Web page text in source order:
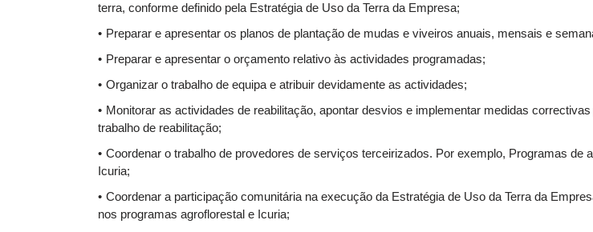
terra, conforme definido pela Estratégia de Uso da Terra da Empresa;
Preparar e apresentar os planos de plantação de mudas e viveiros anuais, mensais e
Preparar e apresentar o orçamento relativo às actividades programadas;
Organizar o trabalho de equipa e atribuir devidamente as actividades;
Monitorar as actividades de reabilitação, apontar desvios e implementar medidas
trabalho de reabilitação;
Coordenar o trabalho de provedores de serviços terceirizados. Por exemplo, Programas de
Icuria;
Coordenar a participação comunitária na execução da Estratégia de Uso da Terra da
nos programas agroflorestal e Icuria;